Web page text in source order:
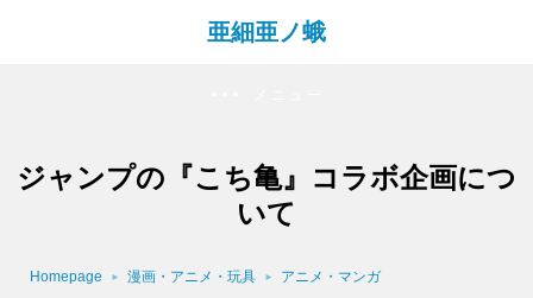
亜細亜ノ蛾
ジャンプの『こち亀』コラボ企画につ
いて
Homepage 漫画・アニメ・玩具 アニメ・マンガ